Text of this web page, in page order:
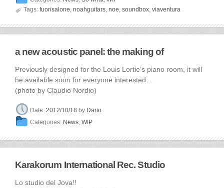
 Tags: fuorisalone noahguitars noe soundbox viaventura
a new acoustic panel: the making of
Previously designed for the Louis Lortie’s piano room, it will
be available soon for everyone interested…
(photo by Claudio Nordio)
Date:2012/10/18 by Dario
Categories: News,WIP
Karakorum International Rec. Studio
Lo studio del Jova!!